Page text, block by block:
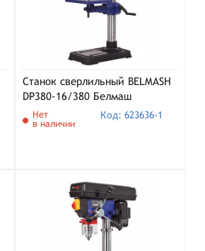
Станок сверлильный BELMASH
DP380-16/380 Белмаш
Нет
в наличии
Код: 623636-1